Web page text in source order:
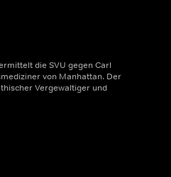
die SVU gegen Carl
von Manhattan. Der
Vergewaltiger und